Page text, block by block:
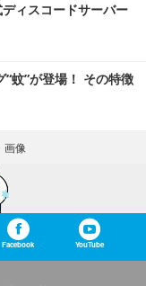
ィスコードサーバー
“蚊”が登場！ その特徴
画像
Facebook YouTube